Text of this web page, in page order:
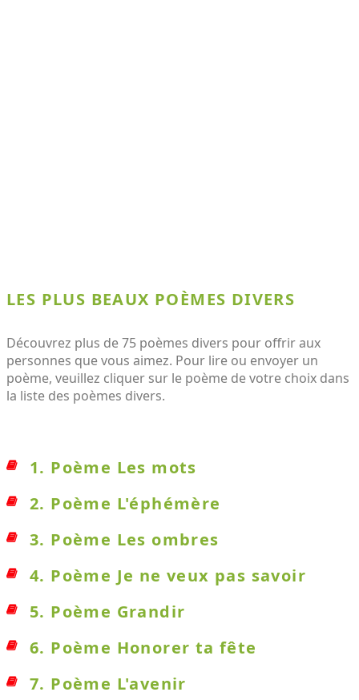
LES PLUS BEAUX POÈMES DIVERS
Découvrez plus de 75 poèmes divers pour offrir aux
personnes que vous aimez. Pour lire ou envoyer un
poème, veuillez cliquer sur le poème de votre choix dans
la liste des poèmes divers.
1. Poème Les mots
2. Poème L'éphémère
3. Poème Les ombres
4. Poème Je ne veux pas savoir
5. Poème Grandir
6. Poème Honorer ta fête
7. Poème L'avenir